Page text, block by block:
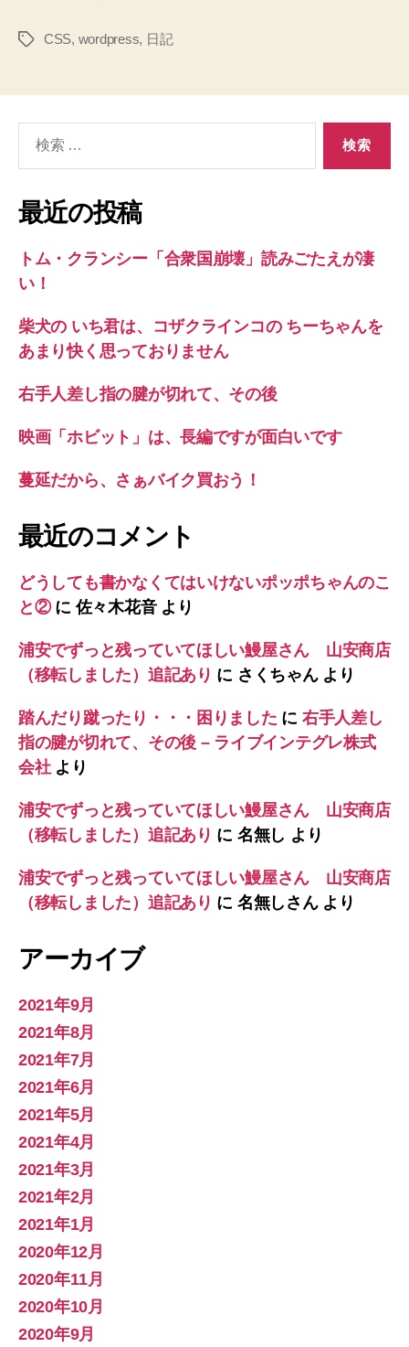
タ
CSS, wordpress, 日記
象:
最近の投稿
トム・クランシー「合衆国崩壊」読みごたえが凄
い！
柴犬の いち君は、コザクラインコの ちーちゃんを
あまり快く思っておりません
右手人差し指の腱が切れて、その後
映画「ホビット」は、長編ですが面白いです
蔓延だから、さぁバイク買おう！
最近のコメント
どうしても書かなくてはいけないポッポちゃんのこ
と②に佐々木花音より
浦安でずっと残っていてほしい鰻屋さん 山安商店
（移転しました）追記あり に さくちゃんより
踏んだり蹴ったり・・・困りました に 右手人差し
指の腱が切れて、その後 – ライブインテグレ株式
会社より
浦安でずっと残っていてほしい鰻屋さん 山安商店
（移転しました）追記あり に 名無し より
浦安でずっと残っていてほしい鰻屋さん 山安商店
（移転しました）追記あり に 名無しさんより
アーカイブ
2021年9月
2021年8月
2021年7月
2021年6月
2021年5月
2021年4月
2021年3月
2021年2月
2021年1月
2020年12月
2020年11月
2020年10月
2020年9月